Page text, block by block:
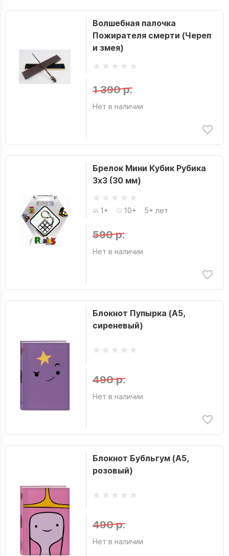
Волшебная палочка
Пожирателя смерти (Череп
и змея)
1 390 р.
Нет в наличии
Брелок Мини Кубик Рубика
3х3 (30 мм)
1+ 10+ 5+ лет
590 р.
Нет в наличии
Блокнот Пупырка (А5,
сиреневый)
490 р.
Нет в наличии
Блокнот Бубльгум (А5,
розовый)
490 р.
Нет в наличии